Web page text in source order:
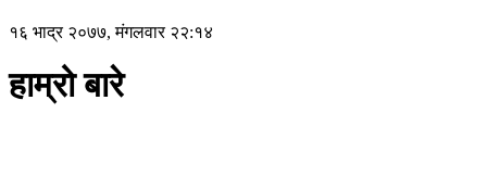
१६ भाद्र २०७७, मंगलवार २२:१४
हाम्रो बारे